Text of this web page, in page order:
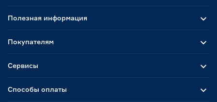
Способы оплаты
Полезная информация
Покупателям
Сервисы